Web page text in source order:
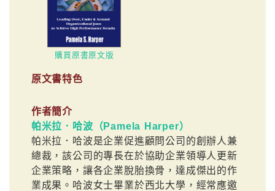
購買原書原文版
原文書特色
作者簡介
帕米拉．哈波（Pamela Harper）
帕米拉．哈波是企業促進顧問公司的創辦人兼
總裁，該公司的專長在於協助企業領導人更新
企業策略，讓各企業脫胎換骨，達成傑出的作
業成果。哈波女士畢業於西北大學，經常應邀